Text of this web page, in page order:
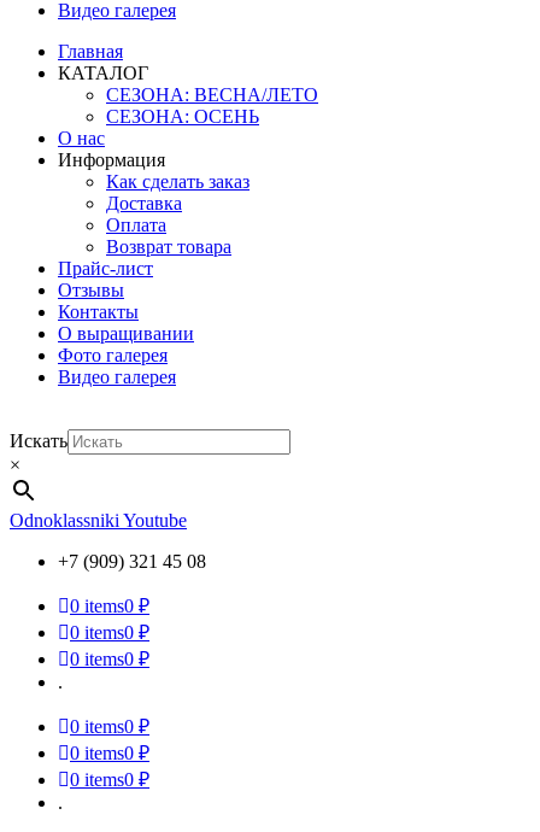
Видео галерея
Главная
КАТАЛОГ
СЕЗОНА: ВЕСНА/ЛЕТО
СЕЗОНА: ОСЕНЬ
О нас
Информация
Как сделать заказ
Доставка
Оплата
Возврат товара
Прайс-лист
Отзывы
Контакты
О выращивании
Фото галерея
Видео галерея
Искать
×
Odnoklassniki Youtube
+7 (909) 321 45 08
0 items0 ₽
0 items0 ₽
0 items0 ₽
.
0 items0 ₽
0 items0 ₽
0 items0 ₽
.